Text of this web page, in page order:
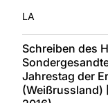
LA
Schreiben des
Jahrestag der
(Weißrussland)